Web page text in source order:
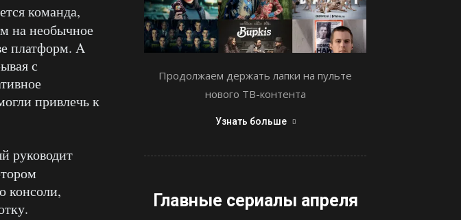
команда,
на необычное
платформ. A
с
привлечь к
руководит
консоли,
Продолжаем держать лапки на пульте
нового ТВ-контента
Узнать больше
Главные сериалы апреля